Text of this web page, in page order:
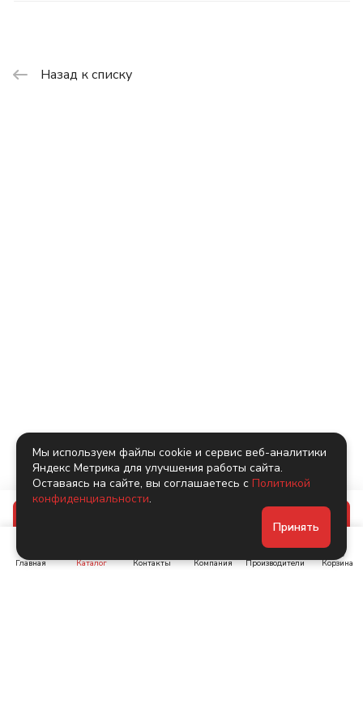
Назад к списку
Главная Каталог Контакты Компания Производители Корзина
Мы используем файлы cookie и сервис веб-аналитики
Яндекс Метрика для улучшения работы сайта.
Оставаясь на сайте, вы соглашаетесь с Политикой
конфиденциальности.
Принять